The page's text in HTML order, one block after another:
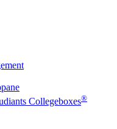
Collegeboxes®